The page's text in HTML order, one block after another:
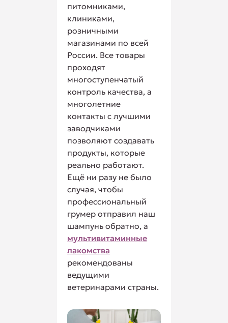
питомниками,
клиниками,
розничными
магазинами по всей
России. Все товары
проходят
многоступенчатый
контроль качества, а
многолетние
контакты с лучшими
заводчиками
позволяют создавать
продукты, которые
реально работают.
Ещё ни разу не было
случая, чтобы
профессиональный
грумер отправил наш
шампунь обратно, а
мультивитаминные
лакомства
рекомендованы
ведущими
ветеринарами страны.